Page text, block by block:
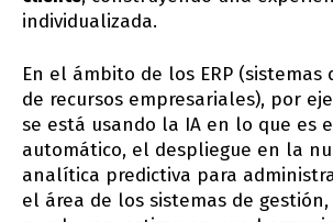
individualizada.
En el ámbito de los ERP (sistemas
de recursos empresariales), por
se está usando la IA en lo que es
automático, el despliegue en la
analítica predictiva para
el área de los sistemas de